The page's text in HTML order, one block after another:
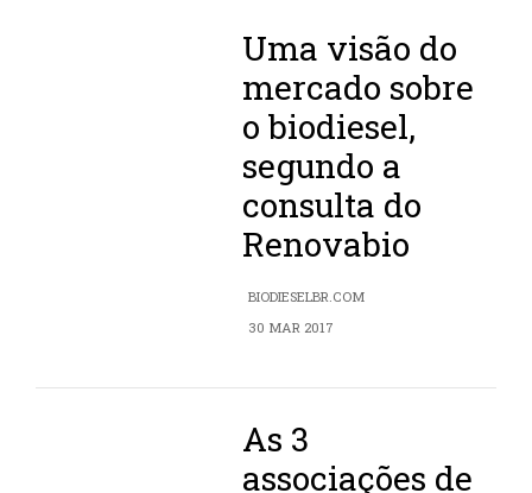
Uma visão do
mercado sobre
o biodiesel,
segundo a
consulta do
Renovabio
BIODIESELBR.COM
30 MAR 2017
As 3
associações de